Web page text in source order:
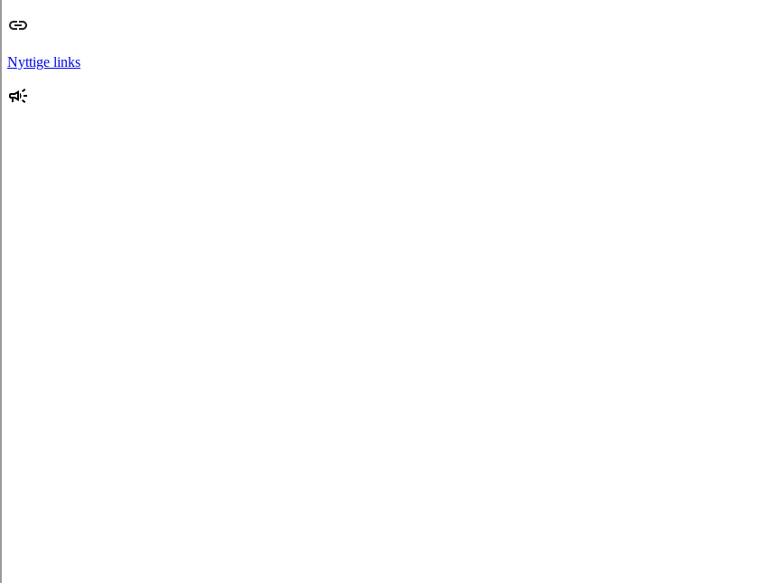
Nyttige links